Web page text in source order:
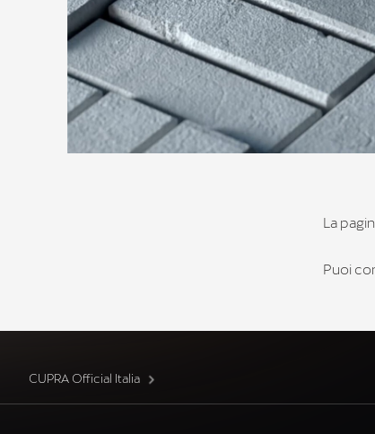
La
Puoi
CUPRA Official Italia